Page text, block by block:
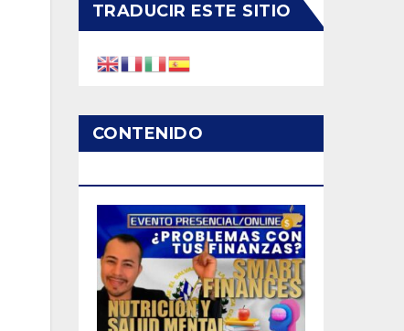
TRADUCIR ESTE SITIO
CONTENIDO